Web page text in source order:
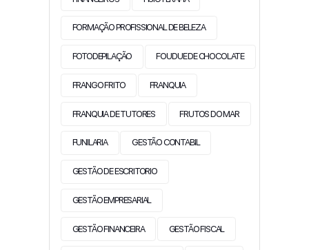
FORMAÇÃO PROFISSIONAL DE BELEZA
FOTODEPILAÇÃO FOUDUE DE CHOCOLATE
FRANGO FRITO FRANQUIA
FRANQUIA DE TUTORES FRUTOS DO MAR
FUNILARIA GESTÃO CONTABIL
GESTÃO DE ESCRITORIO
GESTÃO EMPRESARIAL
GESTÃO FINANCEIRA GESTÃO FISCAL